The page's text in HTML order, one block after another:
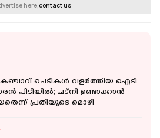
here,contact us
കഞ്ചാവ് ചെടികൾ വളർത്തിയ ഐടി
പിടിയിൽ; ചട്‌നി ഉണ്ടാക്കാൻ
പ്രതിയുടെ മൊഴി